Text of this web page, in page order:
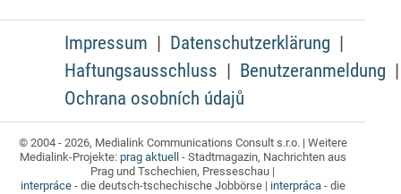
Impressum
Datenschutzerklärung
Haftungsausschluss
Benutzeranmeldung
Ochrana osobních údajů
© 2004 - 2026, Medialink Communications Consult s.r.o. | Weitere
Medialink-Projekte: prag aktuell - Stadtmagazin, Nachrichten aus
Prag und Tschechien, Presseschau |
interpráce- die deutsch-tschechische Jobbörse | interpráca- die